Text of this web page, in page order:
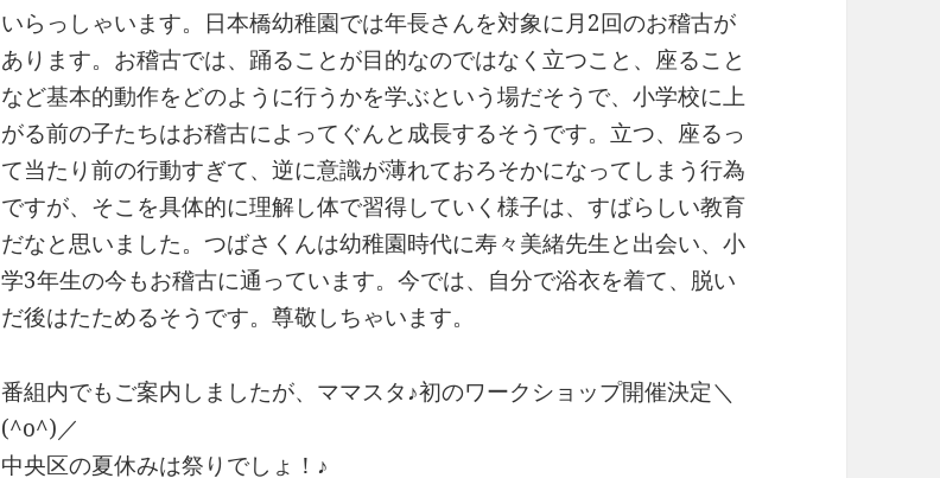
いらっしゃいます。日本橋幼稚園では年長さんを対象に月2回のお稽古が
あります。お稽古では、踊ることが目的なのではなく立つこと、座ること
など基本的動作をどのように行うかを学ぶという場だそうで、小学校に上
がる前の子たちはお稽古によってぐんと成長するそうです。立つ、座るっ
て当たり前の行動すぎて、逆に意識が薄れておろそかになってしまう行為
ですが、そこを具体的に理解し体で習得していく様子は、すばらしい教育
だなと思いました。つばさくんは幼稚園時代に寿々美緒先生と出会い、小
学3年生の今もお稽古に通っています。今では、自分で浴衣を着て、脱い
だ後はたためるそうです。尊敬しちゃいます。
番組内でもご案内しましたが、ママスタ♪初のワークショップ開催決定＼
(^o^)／
中央区の夏休みは祭りでしょ！♪